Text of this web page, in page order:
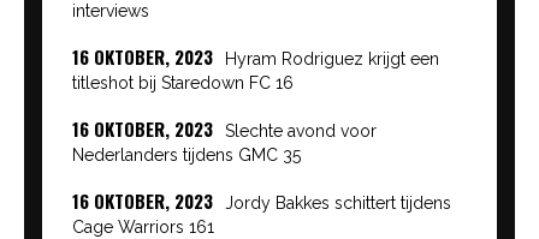
interviews
16 OKTOBER, 2023
Hyram Rodriguez krijgt een
titleshot bij Staredown FC 16
16 OKTOBER, 2023
Slechte avond voor
Nederlanders tijdens GMC 35
16 OKTOBER, 2023
Jordy Bakkes schittert tijdens
Cage Warriors 161